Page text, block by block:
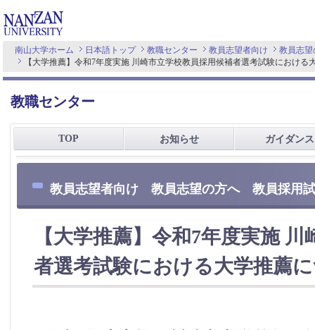
南山大学ホーム 日本語トップ 教職センター 教員志望者向け
教員志望
【大学推薦】令和7年度実施 川崎市立学校教員採用候補者選考試験における
教職センター
TOP お知らせ ガイダンス
教員志望者向け 教員志望の方へ 教員採用
【大学推薦】令和7年度実施
者選考試験における大学推薦